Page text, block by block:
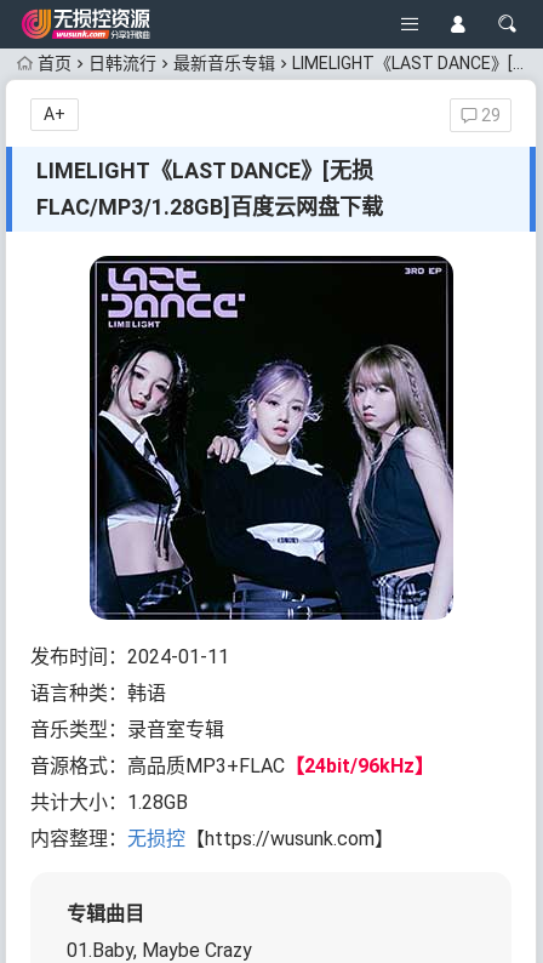
首页 日韩流行 最新音乐专辑 LIMELIGHT《LAST DANCE》[无损FLAC/MP3/1.28GB]百度云网盘下载
LIMELIGHT《LAST DANCE》[无损
FLAC/MP3/1.28GB]百度云网盘下载
29
A+
发布时间：2024-01-11
语言种类：韩语
音乐类型：录音室专辑
音源格式：高品质MP3+FLAC 【24bit/96kHz】
共计大小：1.28GB
内容整理：无损控 【https://wusunk.com】
专辑曲目
01.Baby, Maybe Crazy